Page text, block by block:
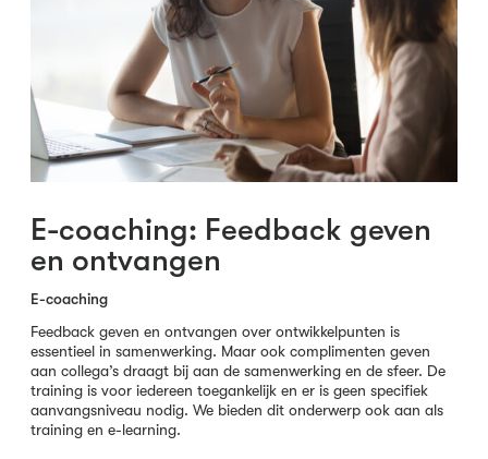
E-coaching: Feedback geven
en ontvangen
E-coaching
Feedback geven en ontvangen over ontwikkelpunten is
essentieel in samenwerking. Maar ook complimenten geven
aan collega’s draagt bij aan de samenwerking en de sfeer. De
training is voor iedereen toegankelijk en er is geen specifiek
aanvangsniveau nodig. We bieden dit onderwerp ook aan als
training en e-learning.